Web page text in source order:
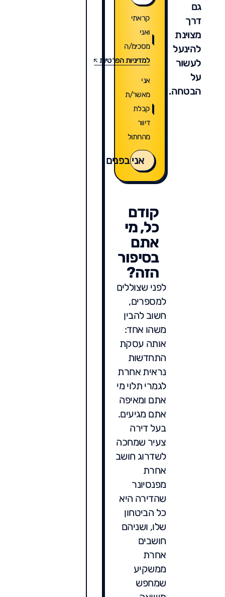
גם
דרך
מצוינת
להינעל
לעשור
על
הבטחה.
קראתי
ואני
מסכימ/ה
למדיניות הפרטיות
אני
מאשר/ת
קבלת
דיוור
מהחתול
אני בפנים
קודם
כל, מי
אתם
בסיפור
הזה?
לפני שצוללים
למספרים,
חשוב להבין
משהו אחד:
אותה עסקת
התחדשות
נראית אחרת
לגמרי תלוי מי
אתם ומאיפה
אתם מגיעים.
בעל דירה
צעיר שמחכה
לשדרוג חושב
אחרת
מפנסיונר
שהדירה היא
כל הביטחון
שלו, ושניהם
חושבים
אחרת
ממשקיע
שמחפש